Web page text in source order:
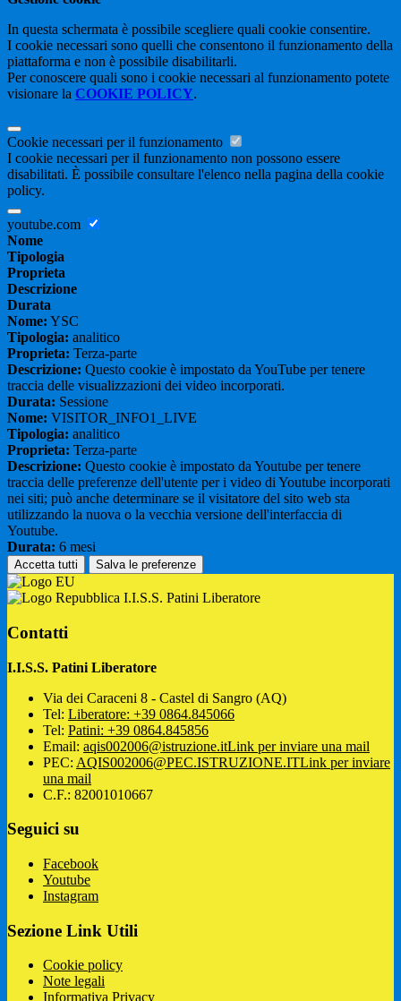
In questa schermata è possibile scegliere quali cookie consentire.
I cookie necessari sono quelli che consentono il funzionamento della
piattaforma e non è possibile disabilitarli.
Per conoscere quali sono i cookie necessari al funzionamento potete
visionare la COOKIE POLICY.
Cookie necessari per il funzionamento
I cookie necessari per il funzionamento non possono essere
disabilitati. È possibile consultare l'elenco nella pagina della cookie
policy.
youtube.com
Nome
Tipologia
Proprieta
Descrizione
Durata
Nome: YSC
Tipologia: analitico
Proprieta: Terza-parte
Descrizione: Questo cookie è impostato da YouTube per tenere
traccia delle visualizzazioni dei video incorporati.
Durata: Sessione
Nome: VISITOR_INFO1_LIVE
Tipologia: analitico
Proprieta: Terza-parte
Descrizione: Questo cookie è impostato da Youtube per tenere
traccia delle preferenze dell'utente per i video di Youtube incorporati
nei siti; può anche determinare se il visitatore del sito web sta
utilizzando la nuova o la vecchia versione dell'interfaccia di
Youtube.
Durata: 6 mesi
Accetta tutti Salva le preferenze
I.I.S.S. Patini Liberatore
Contatti
I.I.S.S. Patini Liberatore
Via dei Caraceni 8 - Castel di Sangro (AQ)
Tel: Liberatore: +39 0864.845066
Tel: Patini: +39 0864.845856
Email: aqis002006@istruzione.itLink per inviare una mail
PEC: AQIS002006@PEC.ISTRUZIONE.ITLink per inviare
una mail
C.F.: 82001010667
Seguici su
Facebook
Youtube
Instagram
Sezione Link Utili
Cookie policy
Note legali
Informativa Privacy